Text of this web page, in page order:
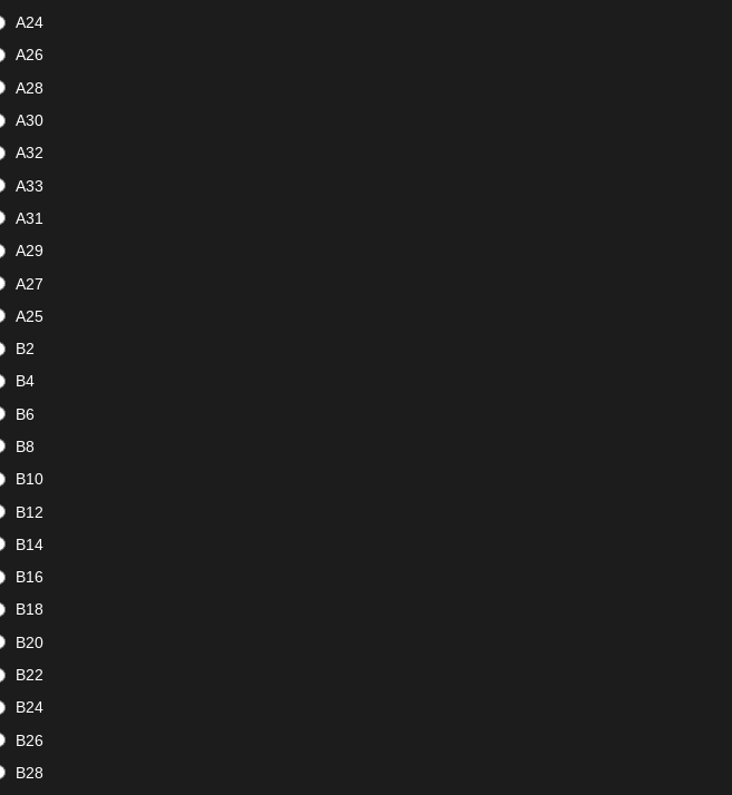
A24
A26
A28
A30
A32
A33
A31
A29
A27
A25
B2
B4
B6
B8
B10
B12
B14
B16
B18
B20
B22
B24
B26
B28